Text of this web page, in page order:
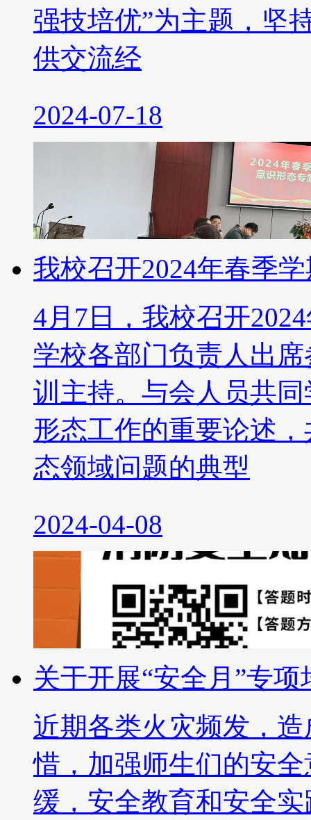
强技培优”为主题，坚
供交流经
2024-07-18
我校召开2024年春季
4月7日，我校召开
学校各部门负责人出
训主持。与会人员共
形态工作的重要论述
态领域问题的典型
2024-04-08
关于开展“安全月”专
近期各类火灾频发，
惜，加强师生们的安
缓，安全教育和安全